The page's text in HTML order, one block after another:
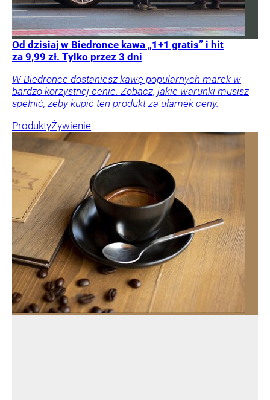
Od dzisiaj w Biedronce kawa „1+1 gratis” i hit
za 9,99 zł. Tylko przez 3 dni
W Biedronce dostaniesz kawę popularnych marek w
bardzo korzystnej cenie. Zobacz, jakie warunki musisz
spełnić, żeby kupić ten produkt za ułamek ceny.
ProduktyŻywienie